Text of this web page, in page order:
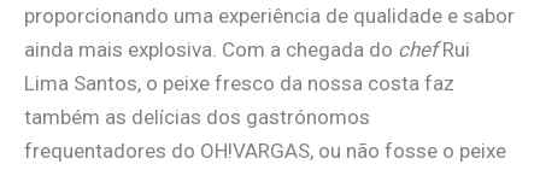
proporcionando uma experiência de qualidade e sabor
ainda mais explosiva. Com a chegada do chefRui
Lima Santos, o peixe fresco da nossa costa faz
também as delícias dos gastrónomos
frequentadores do OH!VARGAS, ou não fosse o peixe